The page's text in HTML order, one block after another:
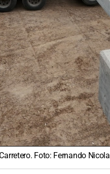
Foto: Fernando Nicola